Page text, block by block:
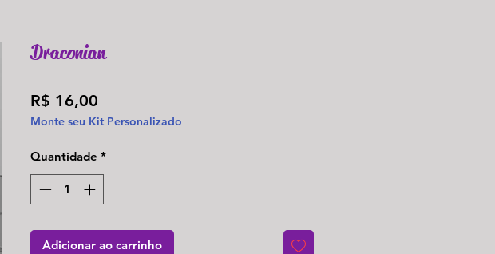
Draconian
R$ 16,00
Monte seu Kit Personalizado
Quantidade *
Adicionar ao carrinho